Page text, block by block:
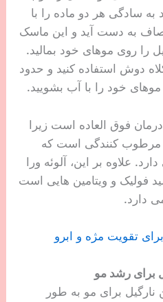
به سادگی هر دو ماده را با
به دست آید و این ماسک
را روی موهای خود بمالید.
دوش استفاده کنید و حدود
خود را با آب بشویید.
فوق العاده است زیرا
مرطوب کنندگی است که
علاوه بر این، آلوئه ورا
فولیک و ویتامین هایی است
دارد.
تقویت مژه و ابرو
برای رشد مو
برای مو به طور